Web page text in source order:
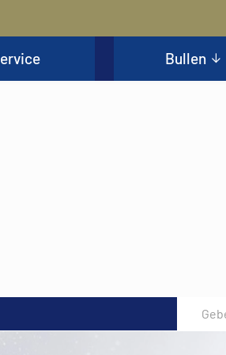
Bullen